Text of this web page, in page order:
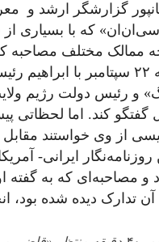
گزارشگر ارشد و
که با بسیارى
ممالک مختلف مصاحبه
روز پنجشنبه ۲۲ سپتامبر با
و رئیس دولت رژیم
کند. اما لحظاتى
از وى خواستند
ایرانی-
و مصاحبه‌اى که به گفته
تدارک دیده شده بود،